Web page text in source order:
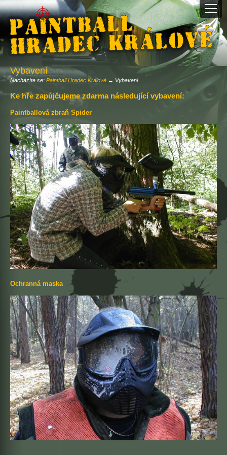
Vybavení
Nacházíte se: Paintball Hradec Králové → Vybavení
Ke hře zapůjčujeme zdarma následující vybavení:
Paintballová zbraň Spider
Ochranná maska